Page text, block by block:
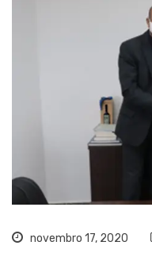
novembro 17, 2020